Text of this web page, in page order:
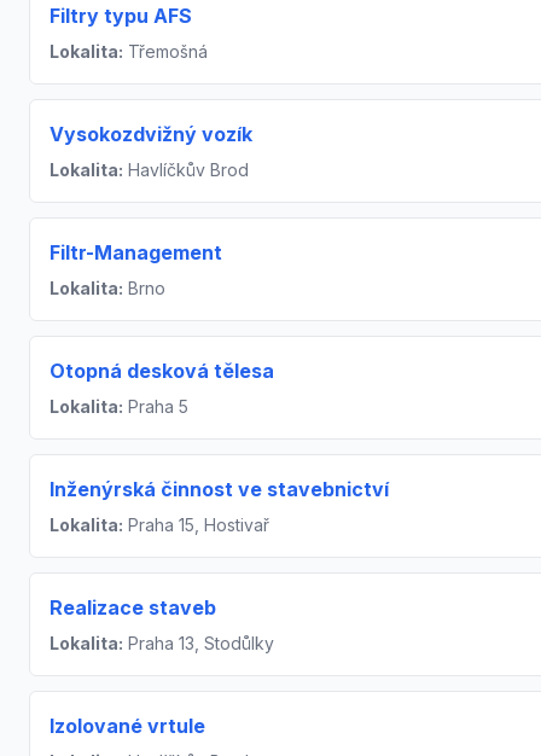
Filtry typu AFS
Lokalita: Třemošná
Vysokozdvižný vozík
Lokalita: Havlíčkův Brod
Filtr-Management
Lokalita: Brno
Otopná desková tělesa
Lokalita: Praha 5
Inženýrská činnost ve stavebnictví
Lokalita: Praha 15, Hostivař
Realizace staveb
Lokalita: Praha 13, Stodůlky
Izolované vrtule